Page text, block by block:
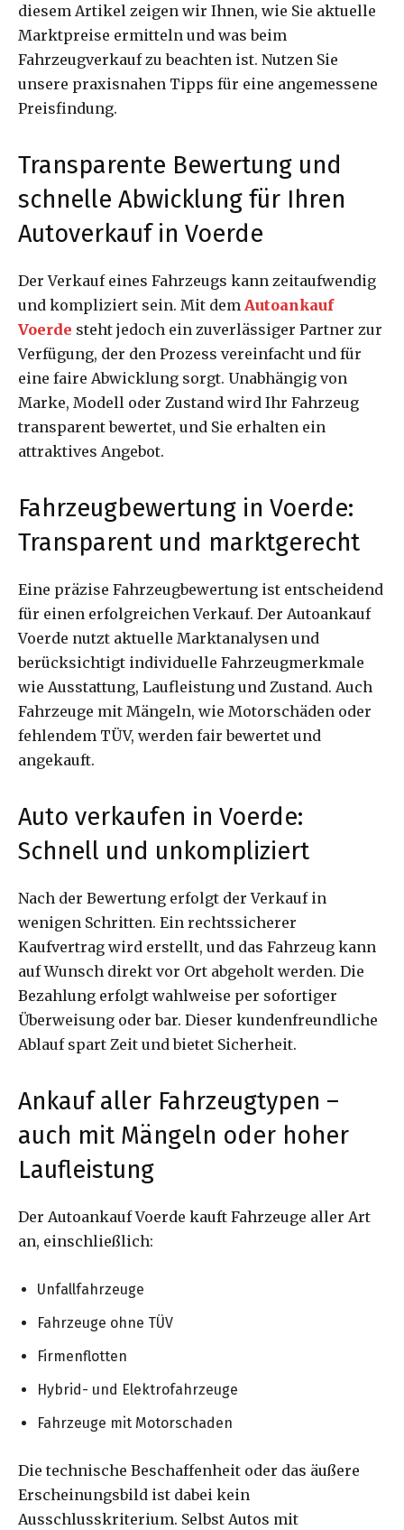
diesem Artikel zeigen wir Ihnen, wie Sie aktuelle
Marktpreise ermitteln und was beim
Fahrzeugverkauf zu beachten ist. Nutzen Sie
unsere praxisnahen Tipps für eine angemessene
Preisfindung.
Transparente Bewertung und
schnelle Abwicklung für Ihren
Autoverkauf in Voerde
Der Verkauf eines Fahrzeugs kann zeitaufwendig
und kompliziert sein. Mit dem Autoankauf
Voerde steht jedoch ein zuverlässiger Partner zur
Verfügung, der den Prozess vereinfacht und für
eine faire Abwicklung sorgt. Unabhängig von
Marke, Modell oder Zustand wird Ihr Fahrzeug
transparent bewertet, und Sie erhalten ein
attraktives Angebot.
Fahrzeugbewertung in Voerde:
Transparent und marktgerecht
Eine präzise Fahrzeugbewertung ist entscheidend
für einen erfolgreichen Verkauf. Der Autoankauf
Voerde nutzt aktuelle Marktanalysen und
berücksichtigt individuelle Fahrzeugmerkmale
wie Ausstattung, Laufleistung und Zustand. Auch
Fahrzeuge mit Mängeln, wie Motorschäden oder
fehlendem TÜV, werden fair bewertet und
angekauft.
Auto verkaufen in Voerde:
Schnell und unkompliziert
Nach der Bewertung erfolgt der Verkauf in
wenigen Schritten. Ein rechtssicherer
Kaufvertrag wird erstellt, und das Fahrzeug kann
auf Wunsch direkt vor Ort abgeholt werden. Die
Bezahlung erfolgt wahlweise per sofortiger
Überweisung oder bar. Dieser kundenfreundliche
Ablauf spart Zeit und bietet Sicherheit.
Ankauf aller Fahrzeugtypen –
auch mit Mängeln oder hoher
Laufleistung
Der Autoankauf Voerde kauft Fahrzeuge aller Art
an, einschließlich:
Unfallfahrzeuge
Fahrzeuge ohne TÜV
Firmenflotten
Hybrid- und Elektrofahrzeuge
Fahrzeuge mit Motorschaden
Die technische Beschaffenheit oder das äußere
Erscheinungsbild ist dabei kein
Ausschlusskriterium. Selbst Autos mit